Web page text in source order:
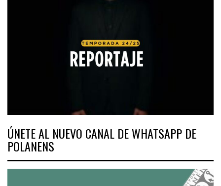
ÚNETE AL NUEVO CANAL DE WHATSAPP DE
POLANENS